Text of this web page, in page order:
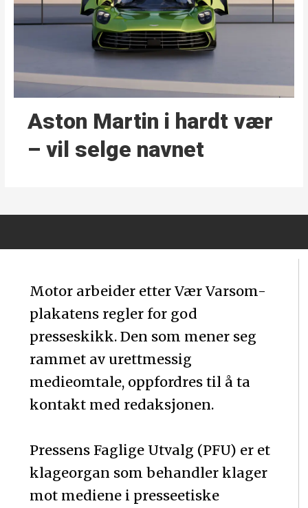
Aston Martin i hardt vær
– vil selge navnet
Motor arbeider etter Vær Varsom-
plakatens regler for god
presseskikk. Den som mener seg
rammet av urettmessig
medieomtale, oppfordres til å ta
kontakt med redaksjonen.
Pressens Faglige Utvalg (PFU) er et
klageorgan som behandler klager
mot mediene i presseetiske